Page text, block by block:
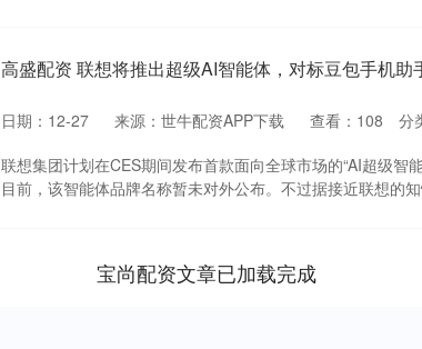
高盛配资 联想将推出超级AI智能体，对标豆包手机助
日期：12-27 来源：世牛配资APP下载 查看： 108 分
联想集团计划在CES期间发布首款面向全球市场的“AI超级智
目前，该智能体品牌名称暂未对外公布。不过据接近联想的
宝尚配资文章已加载完成